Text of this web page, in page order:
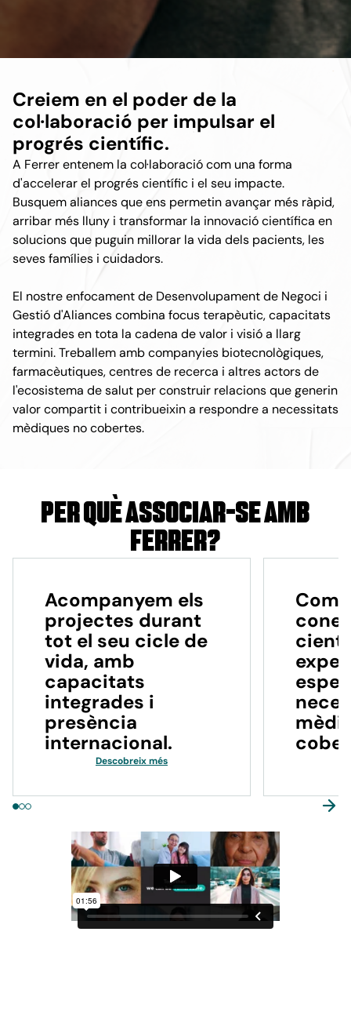
Creiem en el poder de la
col·laboració per impulsar el
progrés científic.
A Ferrer entenem la col·laboració com una forma
d'accelerar el progrés científic i el seu impacte.
Busquem aliances que ens permetin avançar més ràpid,
arribar més lluny i transformar la innovació científica en
solucions que puguin millorar la vida dels pacients, les
seves famílies i cuidadors.
El nostre enfocament de Desenvolupament de Negoci i
Gestió d'Aliances combina focus terapèutic, capacitats
integrades en tota la cadena de valor i visió a llarg
termini. Treballem amb companyies biotecnològiques,
farmacèutiques, centres de recerca i altres actors de
l'ecosistema de salut per construir relacions que generin
valor compartit i contribueixin a respondre a necessitats
mèdiques no cobertes.
Per què associar-se amb
Ferrer?
Acompanyem els
projectes durant
tot el seu cicle de
vida, amb
capacitats
integrades i
presència
internacional.
Descobreix més